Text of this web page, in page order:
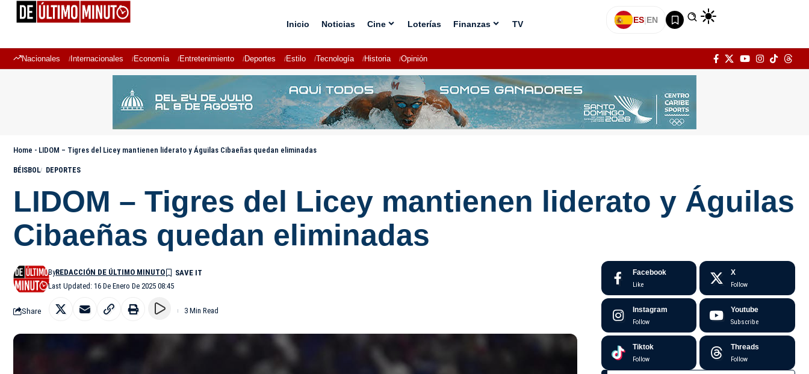
Inicio Noticias Cine Loterías Finanzas TV ES|EN
Nacionales Internacionales Economía Entretenimiento Deportes Estilo Tecnología Historia Opinión
Home - LIDOM – Tigres del Licey mantienen liderato y Águilas Cibaeñas quedan eliminadas
BÉISBOL DEPORTES
LIDOM – Tigres del Licey mantienen liderato y Águilas
Cibaeñas quedan eliminadas
Last Updated: 16 De Enero De 2025 08:45
ByREDACCIÓN DE ÚLTIMO MINUTO
Share 3 Min Read
Facebook
Like
X
Follow
Instagram
Follow
Youtube
Subscribe
Tiktok
Follow
Threads
Follow